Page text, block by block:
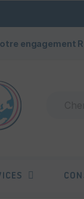
engagement